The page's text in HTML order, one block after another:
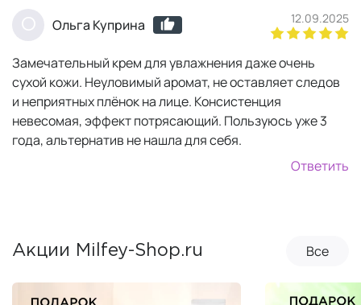
Ольга Куприна 12.09.2025
Замечательный крем для увлажнения даже очень
сухой кожи. Неуловимый аромат, не оставляет следов
и неприятных плёнок на лице. Консистенция
невесомая, эффект потрясающий. Пользуюсь уже 3
года, альтернатив не нашла для себя.
Ответить
Акции Milfey-Shop.ru Все